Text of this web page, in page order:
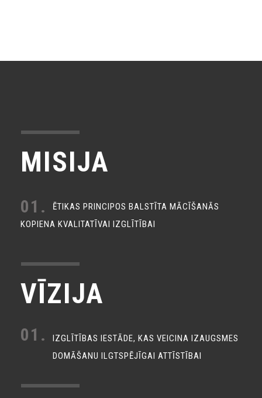
MISIJA
01.
ĒTIKAS PRINCIPOS BALSTĪTA MĀCĪŠANĀS
KOPIENA KVALITATĪVAI IZGLĪTĪBAI
VĪZIJA
01.
IZGLĪTĪBAS IESTĀDE, KAS VEICINA IZAUGSMES
DOMĀŠANU ILGTSPĒJĪGAI ATTĪSTĪBAI